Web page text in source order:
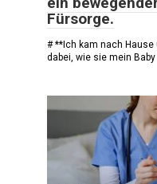
Fürsorge.
# **Ich kam nach
dabei, wie sie mein Baby